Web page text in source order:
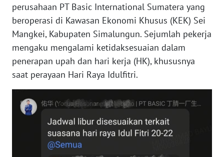
perusahaan PT Basic International Sumatera yang
beroperasi di Kawasan Ekonomi Khusus (KEK) Sei
Mangkei, Kabupaten Simalungun. Sejumlah pekerja
mengaku mengalami ketidaksesuaian dalam
penerapan upah dan hari kerja (HK), khususnya
saat perayaan Hari Raya Idulfitri.
KARIR
DISCLAIMER
Wahana
News
WN